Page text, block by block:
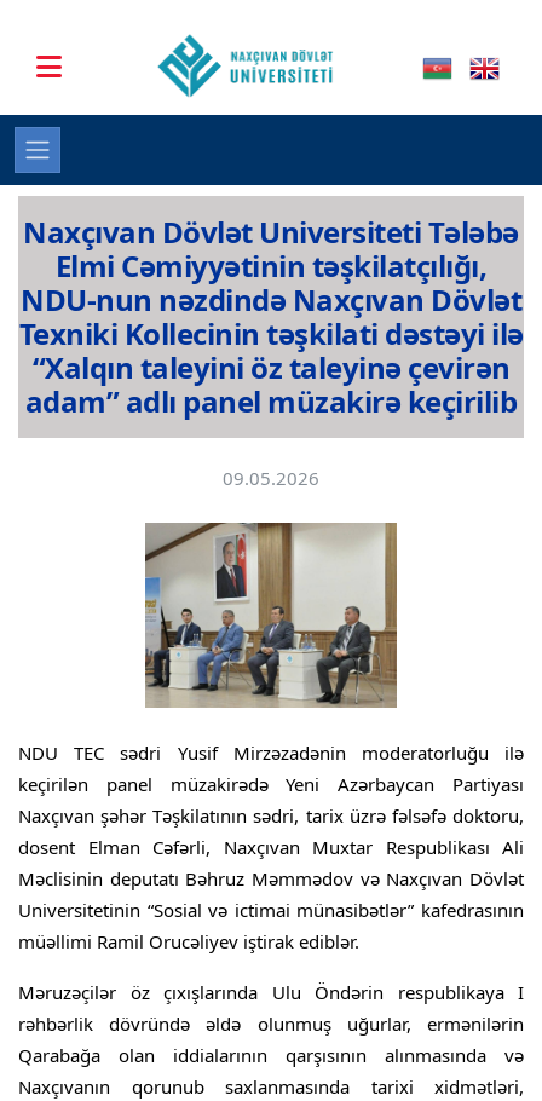
Naxçıvan Dövlət Universiteti Tələbə
Elmi Cəmiyyətinin təşkilatçılığı,
NDU-nun nəzdində Naxçıvan Dövlət
Texniki Kollecinin təşkilati dəstəyi ilə
“Xalqın taleyini öz taleyinə çevirən
adam” adlı panel müzakirə keçirilib
09.05.2026
NDU TEC sədri Yusif Mirzəzadənin moderatorluğu ilə
keçirilən panel müzakirədə Yeni Azərbaycan Partiyası
Naxçıvan şəhər Təşkilatının sədri, tarix üzrə fəlsəfə doktoru,
dosent Elman Cəfərli, Naxçıvan Muxtar Respublikası Ali
Məclisinin deputatı Bəhruz Məmmədov və Naxçıvan Dövlət
Universitetinin “Sosial və ictimai münasibətlər” kafedrasının
müəllimi Ramil Orucəliyev iştirak ediblər.
Məruzəçilər öz çıxışlarında Ulu Öndərin respublikaya I
rəhbərlik dövründə əldə olunmuş uğurlar, ermənilərin
Qarabağa olan iddialarının qarşısının alınmasında və
Naxçıvanın qorunub saxlanmasında tarixi xidmətləri,